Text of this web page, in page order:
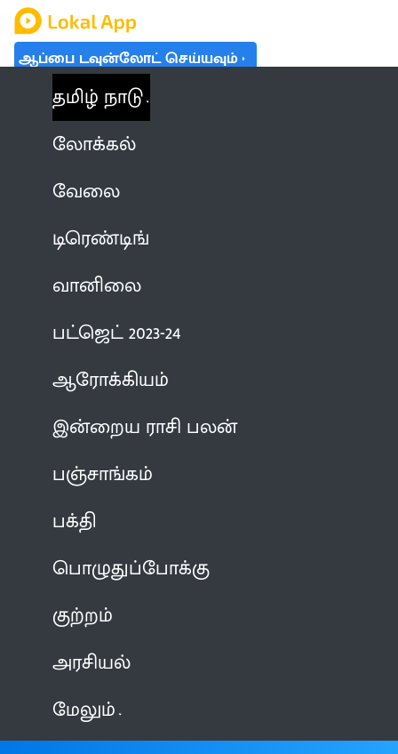
ஆப்பை டவுன்லோட் செய்யவும்
தமிழ் நாடு
லோக்கல்
வேலை
டிரெண்டிங்
வானிலை
பட்ஜெட் 2023-24
ஆரோக்கியம்
இன்றைய ராசி பலன்
பஞ்சாங்கம்
பக்தி
பொழுதுப்போக்கு
குற்றம்
அரசியல்
மேலும்